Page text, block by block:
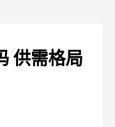
供需格局